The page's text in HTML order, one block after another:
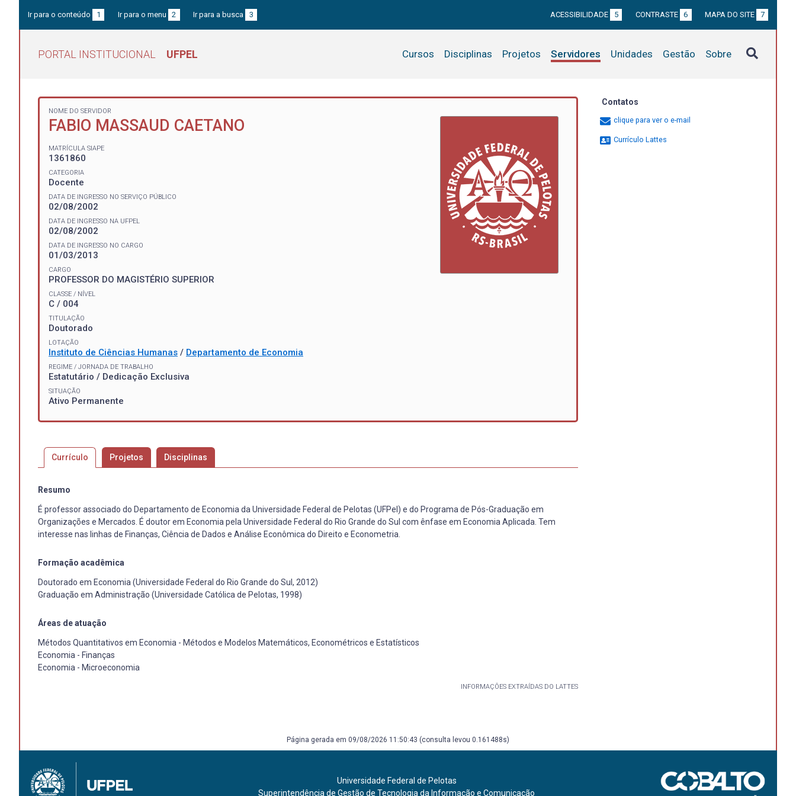
Ir para o conteúdo 1 Ir para o menu 2 Ir para a busca 3 ACESSIBILIDADE 5 CONTRASTE 6 MAPA DO SITE 7
PORTAL INSTITUCIONAL UFPEL Cursos Disciplinas Projetos Servidores Unidades Gestão Sobre
NOME DO SERVIDOR
FABIO MASSAUD CAETANO
MATRÍCULA SIAPE
1361860
CATEGORIA
Docente
DATA DE INGRESSO NO SERVIÇO PÚBLICO
02/08/2002
DATA DE INGRESSO NA UFPEL
02/08/2002
DATA DE INGRESSO NO CARGO
01/03/2013
CARGO
PROFESSOR DO MAGISTÉRIO SUPERIOR
CLASSE / NÍVEL
C / 004
TITULAÇÃO
Doutorado
LOTAÇÃO
Instituto de Ciências Humanas / Departamento de Economia
REGIME / JORNADA DE TRABALHO
Estatutário / Dedicação Exclusiva
SITUAÇÃO
Ativo Permanente
Currículo Projetos Disciplinas
Resumo
É professor associado do Departamento de Economia da Universidade Federal de Pelotas (UFPel) e do Programa de Pós-Graduação em
Organizações e Mercados. É doutor em Economia pela Universidade Federal do Rio Grande do Sul com ênfase em Economia Aplicada. Tem
interesse nas linhas de Finanças, Ciência de Dados e Análise Econômica do Direito e Econometria.
Formação acadêmica
Doutorado em Economia (Universidade Federal do Rio Grande do Sul, 2012)
Graduação em Administração (Universidade Católica de Pelotas, 1998)
Áreas de atuação
Métodos Quantitativos em Economia - Métodos e Modelos Matemáticos, Econométricos e Estatísticos
Economia - Finanças
Economia - Microeconomia
INFORMAÇÕES EXTRAÍDAS DO LATTES
Contatos
clique para ver o e-mail
Currículo Lattes
Página gerada em 09/08/2026 11:50:43 (consulta levou 0.161488s)
Universidade Federal de Pelotas
Superintendência de Gestão de Tecnologia da Informação e Comunicação